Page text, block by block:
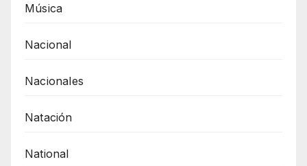
Música
Nacional
Nacionales
Natación
National